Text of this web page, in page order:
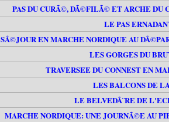
PAS DU CURÃ©, DÃ©FILÃ© ET ARCHE DU
LE PAS
SÃ©JOUR EN MARCHE NORDIQUE AU
LES GORGES DU
TRAVERSEE DU CONNEST EN
LES BALCONS DE
LE BELVEDÃ¨RE DE
MARCHE NORDIQUE: UNE JOURNÃ©E AU